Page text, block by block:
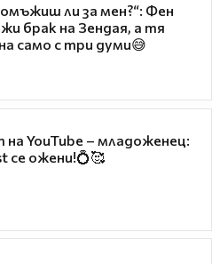
ли за мен?“: Фен
брак на Зендая, а тя
само с три думи😅
на YouTube – младоженец:
се ожени!💍🥰